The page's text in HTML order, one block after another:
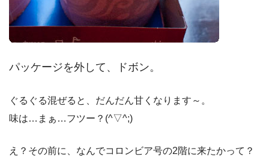
パッケージを外して、ドボン。
ぐるぐる混ぜると、だんだん甘くなります～。
味は…まぁ…フツー？(^▽^;)
え？その前に、なんでコロンビア号の2階に来たかって？